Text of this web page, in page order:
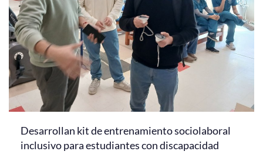
Desarrollan kit de entrenamiento sociolaboral
inclusivo para estudiantes con discapacidad